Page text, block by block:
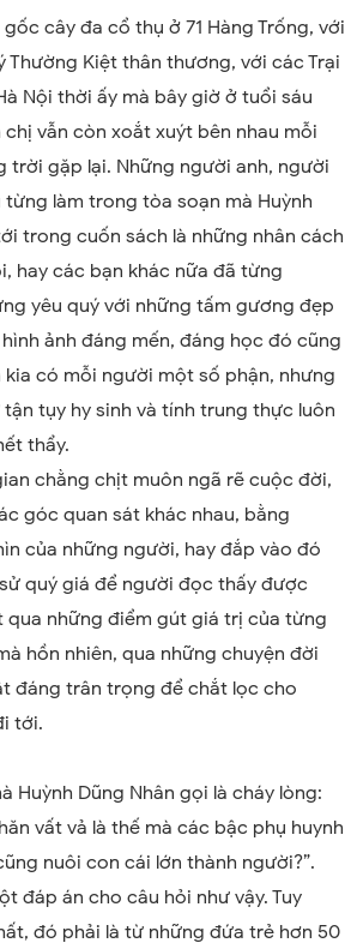
cây đa cổ thụ ở 71 Hàng Trống, với
Thường Kiệt thân thương, với các Trại
Nội thời ấy mà bây giờ ở tuổi sáu
vẫn còn xoắt xuýt bên nhau mỗi
trời gặp lại. Những người anh, người
làm trong tòa soạn mà Huỳnh
trong cuốn sách là những nhân cách
hay các bạn khác nữa đã từng
yêu quý với những tấm gương đẹp
ảnh đáng mến, đáng học đó cũng
kia có mỗi người một số phận, nhưng
tụy hy sinh và tính trung thực luôn
thẩy.
chằng chịt muôn ngã rẽ cuộc đời,
góc quan sát khác nhau, bằng
của những người, hay đắp vào đó
quý giá để người đọc thấy được
qua những điểm gút giá trị của từng
hồn nhiên, qua những chuyện đời
đáng trân trọng để chắt lọc cho
tới.
Huỳnh Dũng Nhân gọi là cháy lòng:
vất vả là thế mà các bậc phụ huynh
nuôi con cái lớn thành người?”.
đáp án cho câu hỏi như vậy. Tuy
đó phải là từ những đứa trẻ hơn 50